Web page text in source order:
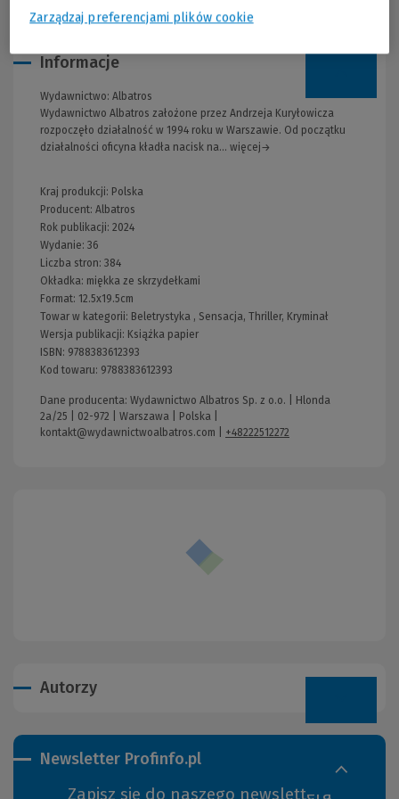
Informacje
Wydawnictwo: Albatros
Wydawnictwo Albatros założone przez Andrzeja Kuryłowicza
rozpoczęło działalność w 1994 roku w Warszawie. Od początku
działalności oficyna kładła nacisk na... więcej→
Kraj produkcji: Polska
Producent: Albatros
Rok publikacji: 2024
Wydanie: 36
Liczba stron: 384
Okładka: miękka ze skrzydełkami
Format: 12.5x19.5cm
Towar w kategorii: Beletrystyka , Sensacja, Thriller, Kryminał
Wersja publikacji: Książka papier
ISBN: 9788383612393
Kod towaru: 9788383612393
Dane producenta: Wydawnictwo Albatros Sp. z o.o. | Hlonda
2a/25 | 02-972 | Warszawa | Polska |
kontakt@wydawnictwoalbatros.com
+48222512272
Autorzy
Newsletter Profinfo.pl
Zapisz się do naszego newslettera
Zarządzaj preferencjami plików cookie